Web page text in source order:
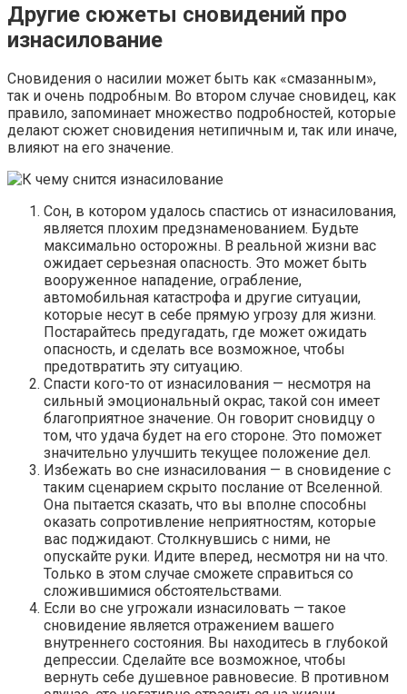
Другие сюжеты сновидений про
изнасилование
Сновидения о насилии может быть как «смазанным»,
так и очень подробным. Во втором случае сновидец, как
правило, запоминает множество подробностей, которые
делают сюжет сновидения нетипичным и, так или иначе,
влияют на его значение.
Сон, в котором удалось спастись от изнасилования,
является плохим предзнаменованием. Будьте
максимально осторожны. В реальной жизни вас
ожидает серьезная опасность. Это может быть
вооруженное нападение, ограбление,
автомобильная катастрофа и другие ситуации,
которые несут в себе прямую угрозу для жизни.
Постарайтесь предугадать, где может ожидать
опасность, и сделать все возможное, чтобы
предотвратить эту ситуацию.
Спасти кого-то от изнасилования — несмотря на
сильный эмоциональный окрас, такой сон имеет
благоприятное значение. Он говорит сновидцу о
том, что удача будет на его стороне. Это поможет
значительно улучшить текущее положение дел.
Избежать во сне изнасилования — в сновидение с
таким сценарием скрыто послание от Вселенной.
Она пытается сказать, что вы вполне способны
оказать сопротивление неприятностям, которые
вас поджидают. Столкнувшись с ними, не
опускайте руки. Идите вперед, несмотря ни на что.
Только в этом случае сможете справиться со
сложившимися обстоятельствами.
Если во сне угрожали изнасиловать — такое
сновидение является отражением вашего
внутреннего состояния. Вы находитесь в глубокой
депрессии. Сделайте все возможное, чтобы
вернуть себе душевное равновесие. В противном